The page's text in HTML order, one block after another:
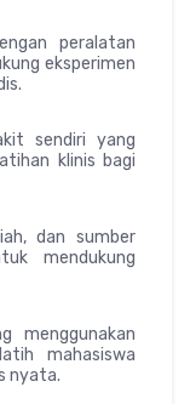
peralatan
eksperimen
sendiri yang
klinis bagi
dan sumber
mendukung
menggunakan
mahasiswa
nyata.